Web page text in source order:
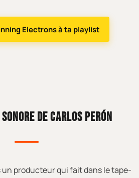
Electrons à ta playlist
DE CARLOS PERÓN
un producteur qui fait dans le tape-